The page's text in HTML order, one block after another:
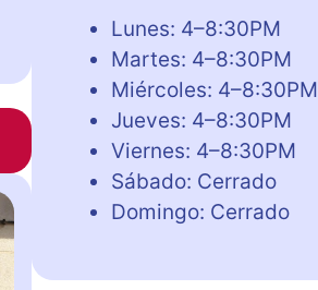
Lunes: 4–8:30PM
Martes: 4–8:30PM
Miércoles: 4–8:30PM
Jueves: 4–8:30PM
Viernes: 4–8:30PM
Sábado: Cerrado
Domingo: Cerrado